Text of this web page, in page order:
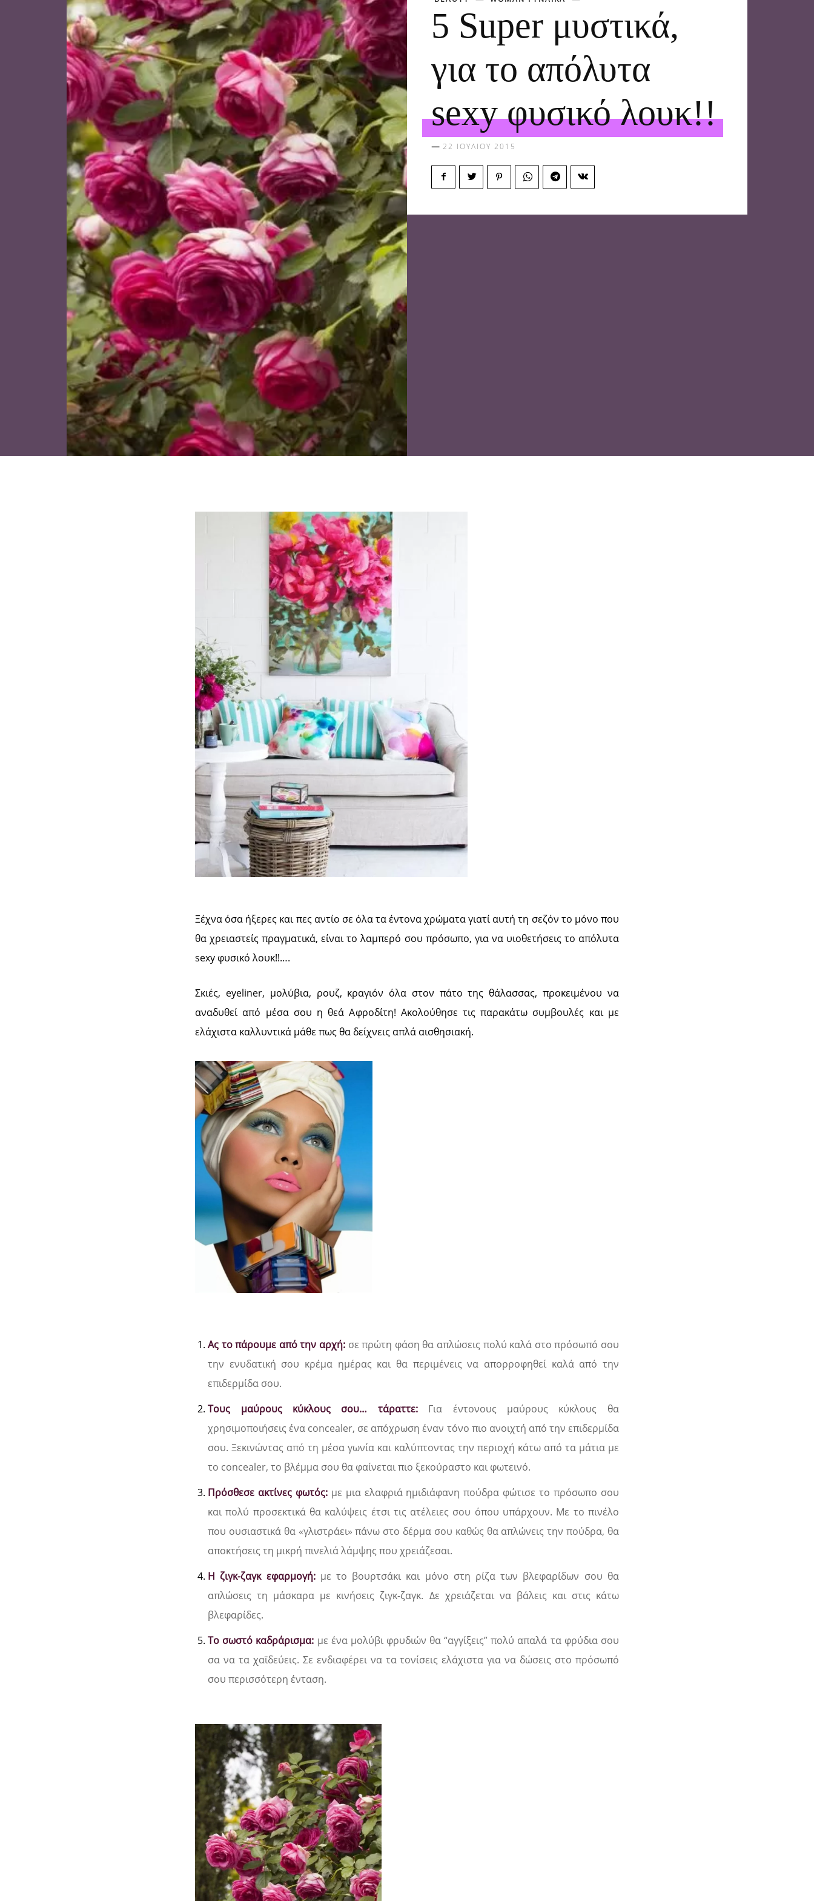
5 Super μυστικά,
για το απόλυτα
sexy φυσικό λουκ!!
22 ΙΟΥΛΊΟΥ 2015
Ξέχνα όσα ήξερες και πες αντίο σε όλα τα έντονα χρώματα γιατί αυτή τη σεζόν το μόνο που
θα χρειαστείς πραγματικά, είναι το λαμπερό σου πρόσωπο, για να υιοθετήσεις το απόλυτα
sexy φυσικό λουκ!!….
Σκιές, eyeliner, μολύβια, ρουζ, κραγιόν όλα στον πάτο της θάλασσας, προκειμένου να
αναδυθεί από μέσα σου η θεά Αφροδίτη! Ακολούθησε τις παρακάτω συμβουλές και με
ελάχιστα καλλυντικά μάθε πως θα δείχνεις απλά αισθησιακή.
Ας το πάρουμε από την αρχή: σε πρώτη φάση θα απλώσεις πολύ καλά στο πρόσωπό σου
την ενυδατική σου κρέμα ημέρας και θα περιμένεις να απορροφηθεί καλά από την
επιδερμίδα σου.
Τους μαύρους κύκλους σου… τάραττε:
Για έντονους μαύρους κύκλους θα
χρησιμοποιήσεις ένα concealer, σε απόχρωση έναν τόνο πιο ανοιχτή από την επιδερμίδα
σου. Ξεκινώντας από τη μέσα γωνία και καλύπτοντας την περιοχή κάτω από τα μάτια με
το concealer, το βλέμμα σου θα φαίνεται πιο ξεκούραστο και φωτεινό.
Πρόσθεσε ακτίνες φωτός:με μια ελαφριά ημιδιάφανη πούδρα φώτισε το πρόσωπο σου
και πολύ προσεκτικά θα καλύψεις έτσι τις ατέλειες σου όπου υπάρχουν. Με το πινέλο
που ουσιαστικά θα «γλιστράει» πάνω στο δέρμα σου καθώς θα απλώνεις την πούδρα, θα
αποκτήσεις τη μικρή πινελιά λάμψης που χρειάζεσαι.
Η ζιγκ-ζαγκ εφαρμογή: με το βουρτσάκι και μόνο στη ρίζα των βλεφαρίδων σου θα
απλώσεις τη μάσκαρα με κινήσεις ζιγκ-ζαγκ. Δε χρειάζεται να βάλεις και στις κάτω
βλεφαρίδες.
Το σωστό καδράρισμα: με ένα μολύβι φρυδιών θα “αγγίξεις” πολύ απαλά τα φρύδια σου
σα να τα χαϊδεύεις. Σε ενδιαφέρει να τα τονίσεις ελάχιστα για να δώσεις στο πρόσωπό
σου περισσότερη ένταση.